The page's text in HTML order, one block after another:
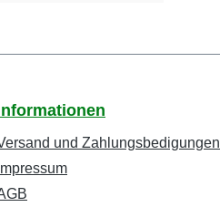
und Zahlungsbedigungen
Impressum